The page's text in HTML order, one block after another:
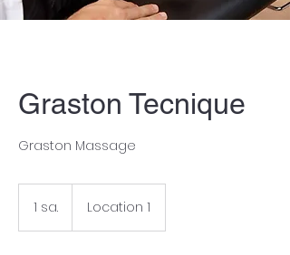
Graston Tecnique
Graston Massage
1 sa. Location 1